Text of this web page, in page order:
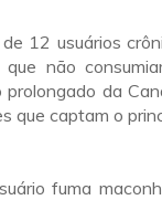
12 usuários
não
prolongado da
que captam o
fuma